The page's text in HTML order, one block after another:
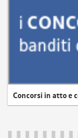
Concorsi in atto e